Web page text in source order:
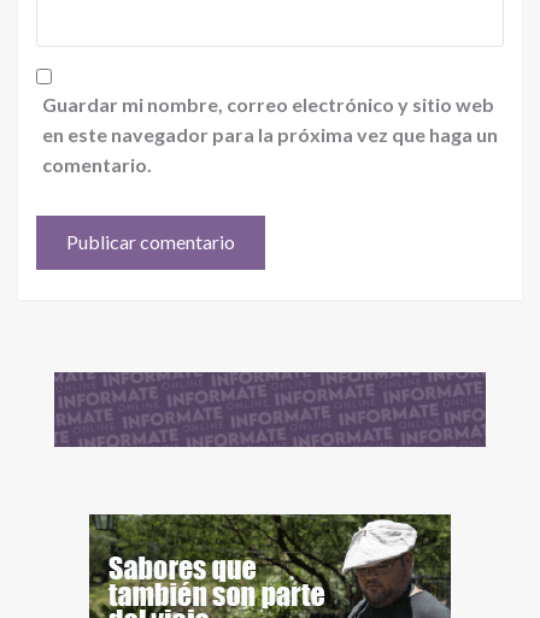
Guardar mi nombre, correo electrónico y sitio web
en este navegador para la próxima vez que haga un
comentario.